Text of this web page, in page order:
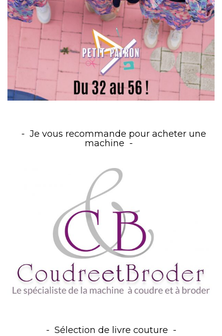
Je vous recommande pour acheter une
machine
Sélection de livre couture